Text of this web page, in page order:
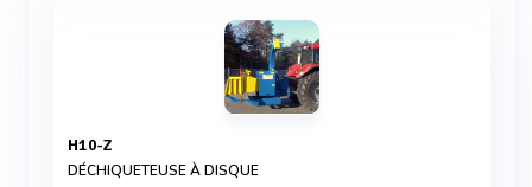
H10-Z
DÉCHIQUETEUSE À DISQUE